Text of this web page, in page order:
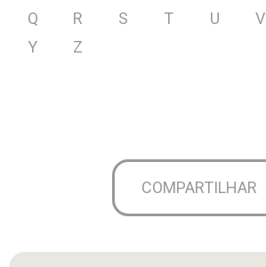
Q
R S T U V
Y
Z
COMPARTILHAR